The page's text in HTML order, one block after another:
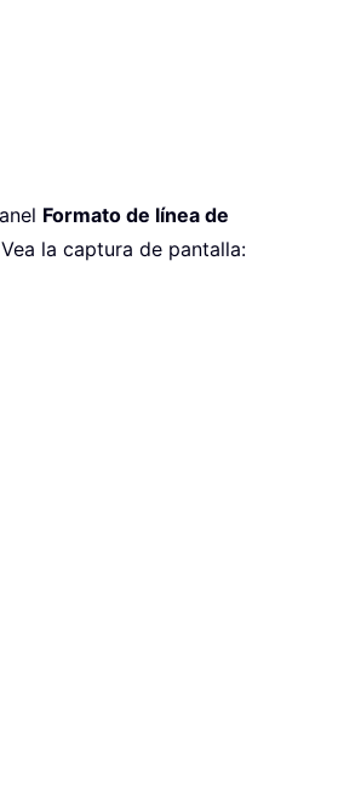
Formato de línea de
la captura de pantalla: